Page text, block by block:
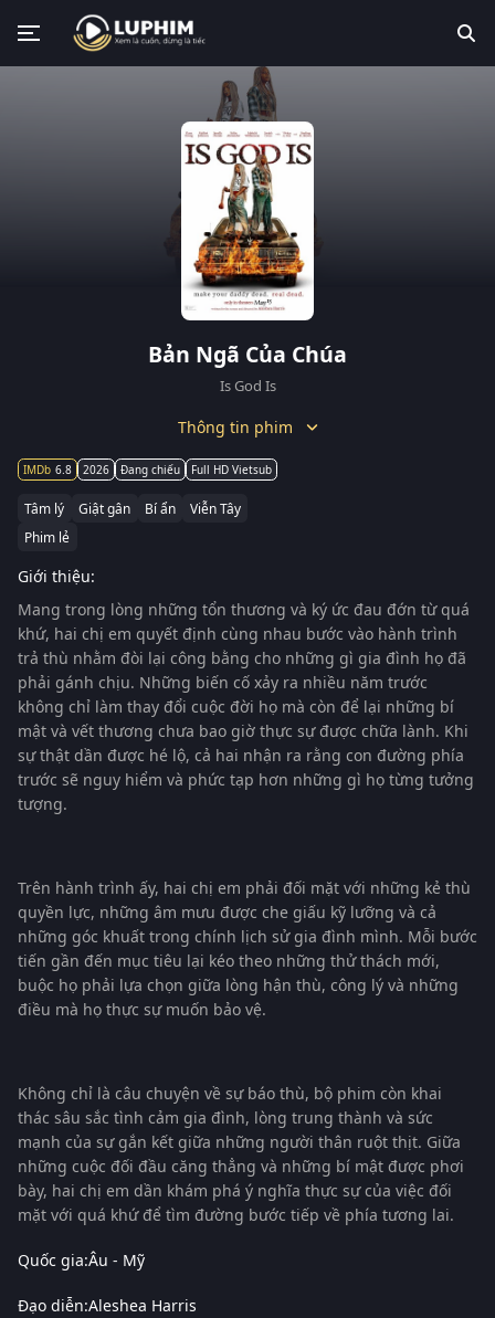
Bản Ngã Của Chúa
Is God Is
Thông tin phim
6.8 2026 Đang chiếu Full HD Vietsub
Tâm lý Giật gân Bí ẩn
Viễn Tây
Phim lẻ
Giới thiệu:
Mang trong lòng những tổn thương và ký ức đau đớn từ quá
khứ, hai chị em quyết định cùng nhau bước vào hành trình
trả thù nhằm đòi lại công bằng cho những gì gia đình họ đã
phải gánh chịu. Những biến cố xảy ra nhiều năm trước
không chỉ làm thay đổi cuộc đời họ mà còn để lại những bí
mật và vết thương chưa bao giờ thực sự được chữa lành. Khi
sự thật dần được hé lộ, cả hai nhận ra rằng con đường phía
trước sẽ nguy hiểm và phức tạp hơn những gì họ từng tưởng
tượng.
Trên hành trình ấy, hai chị em phải đối mặt với những kẻ thù
quyền lực, những âm mưu được che giấu kỹ lưỡng và cả
những góc khuất trong chính lịch sử gia đình mình. Mỗi bước
tiến gần đến mục tiêu lại kéo theo những thử thách mới,
buộc họ phải lựa chọn giữa lòng hận thù, công lý và những
điều mà họ thực sự muốn bảo vệ.
Không chỉ là câu chuyện về sự báo thù, bộ phim còn khai
thác sâu sắc tình cảm gia đình, lòng trung thành và sức
mạnh của sự gắn kết giữa những người thân ruột thịt. Giữa
những cuộc đối đầu căng thẳng và những bí mật được phơi
bày, hai chị em dần khám phá ý nghĩa thực sự của việc đối
mặt với quá khứ để tìm đường bước tiếp về phía tương lai.
Quốc gia:Âu - Mỹ
Đạo diễn:Aleshea Harris